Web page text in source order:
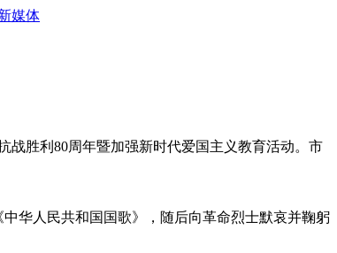
媒体
战胜利80周年暨加强新时代爱国主义教育活动。市
华人民共和国国歌》，随后向革命烈士默哀并鞠躬